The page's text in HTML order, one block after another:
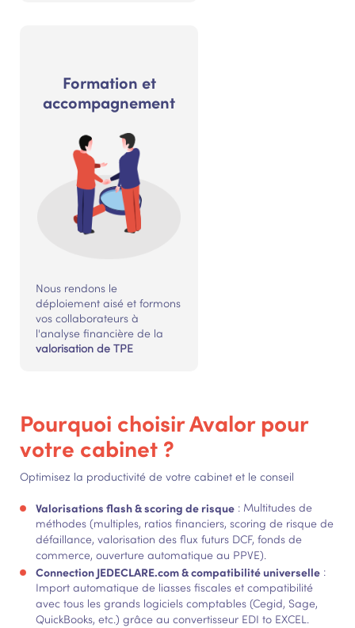
Formation et
accompagnement
Nous rendons le
déploiement aisé et formons
vos collaborateurs à
l'analyse financière de la
valorisation de TPE
Pourquoi choisir Avalor pour
votre cabinet ?
Optimisez la productivité de votre cabinet et le conseil
Valorisations flash & scoring de risque : Multitudes de
méthodes (multiples, ratios financiers, scoring de risque de
défaillance, valorisation des flux futurs DCF, fonds de
commerce, ouverture automatique au PPVE).
Connection JEDECLARE.com & compatibilité universelle :
Import automatique de liasses fiscales et compatibilité
avec tous les grands logiciels comptables (Cegid, Sage,
QuickBooks, etc.) grâce au convertisseur EDI to EXCEL.